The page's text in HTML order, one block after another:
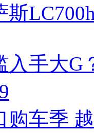
斯
入手大G
购车季